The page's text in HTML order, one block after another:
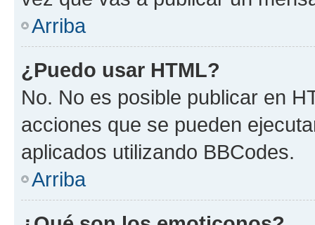
Arriba
¿Puedo usar HTML?
No. No es posible publicar en
acciones que se pueden
aplicados utilizando BBCodes.
Arriba